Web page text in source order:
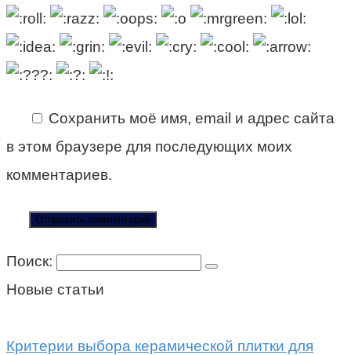
Сохранить моё имя, email и адрес сайта
в этом браузере для последующих моих
комментариев.
Поиск:
Новые статьи
Критерии выбора керамической плитки для